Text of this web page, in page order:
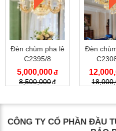
Đèn chùm pha lê
C2395/8
5,000,000
8,500,000
Đèn
CÔNG TY CỔ PHẦN ĐẦU